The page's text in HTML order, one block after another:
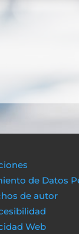
de Datos
de autor
Web